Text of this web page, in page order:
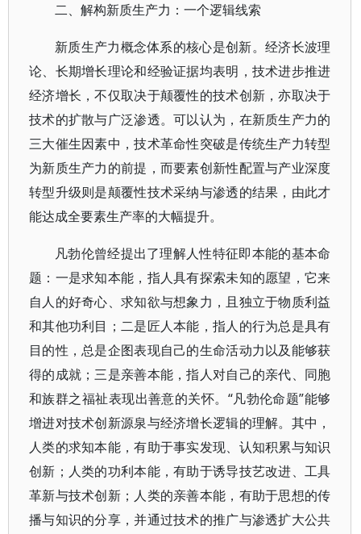
二、解构新质生产力：一个逻辑线索
新质生产力概念体系的核心是创新。经济长波理
论、长期增长理论和经验证据均表明，技术进步推进
经济增长，不仅取决于颠覆性的技术创新，亦取决于
技术的扩散与广泛渗透。可以认为，在新质生产力的
三大催生因素中，技术革命性突破是传统生产力转型
为新质生产力的前提，而要素创新性配置与产业深度
转型升级则是颠覆性技术采纳与渗透的结果，由此才
能达成全要素生产率的大幅提升。
凡勃伦曾经提出了理解人性特征即本能的基本命
题：一是求知本能，指人具有探索未知的愿望，它来
自人的好奇心、求知欲与想象力，且独立于物质利益
和其他功利目；二是匠人本能，指人的行为总是具有
目的性，总是企图表现自己的生命活动力以及能够获
得的成就；三是亲善本能，指人对自己的亲代、同胞
和族群之福祉表现出善意的关怀。“凡勃伦命题”能够
增进对技术创新源泉与经济增长逻辑的理解。其中，
人类的求知本能，有助于事实发现、认知积累与知识
创新；人类的功利本能，有助于诱导技艺改进、工具
革新与技术创新；人类的亲善本能，有助于思想的传
播与知识的分享，并通过技术的推广与渗透扩大公共